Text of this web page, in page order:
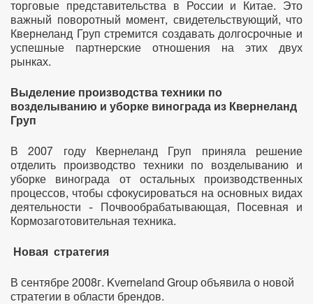
торговые представительства в России и Китае. Это
важный поворотный момент, свидетельствующий, что
Квернеланд Груп стремится создавать долгосрочные и
успешные партнерские отношения на этих двух
рынках.
Выделение производства техники по
возделыванию и уборке винограда из Квернеланд
Груп
В 2007 году Квернеланд Груп приняла решение
отделить производство техники по возделыванию и
уборке винограда от остальных производственных
процессов, чтобы сфокусироваться на основных видах
деятельности - Почвообрабатывающая, Посевная и
Кормозаготовительная техника.
Новая стратегия
В сентябре 2008г. Kverneland Group объявила о новой
стратегии в области брендов.